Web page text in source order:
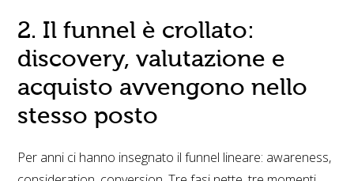
2. Il funnel è crollato:
discovery, valutazione e
acquisto avvengono nello
stesso posto
Per anni ci hanno insegnato il funnel lineare: awareness,